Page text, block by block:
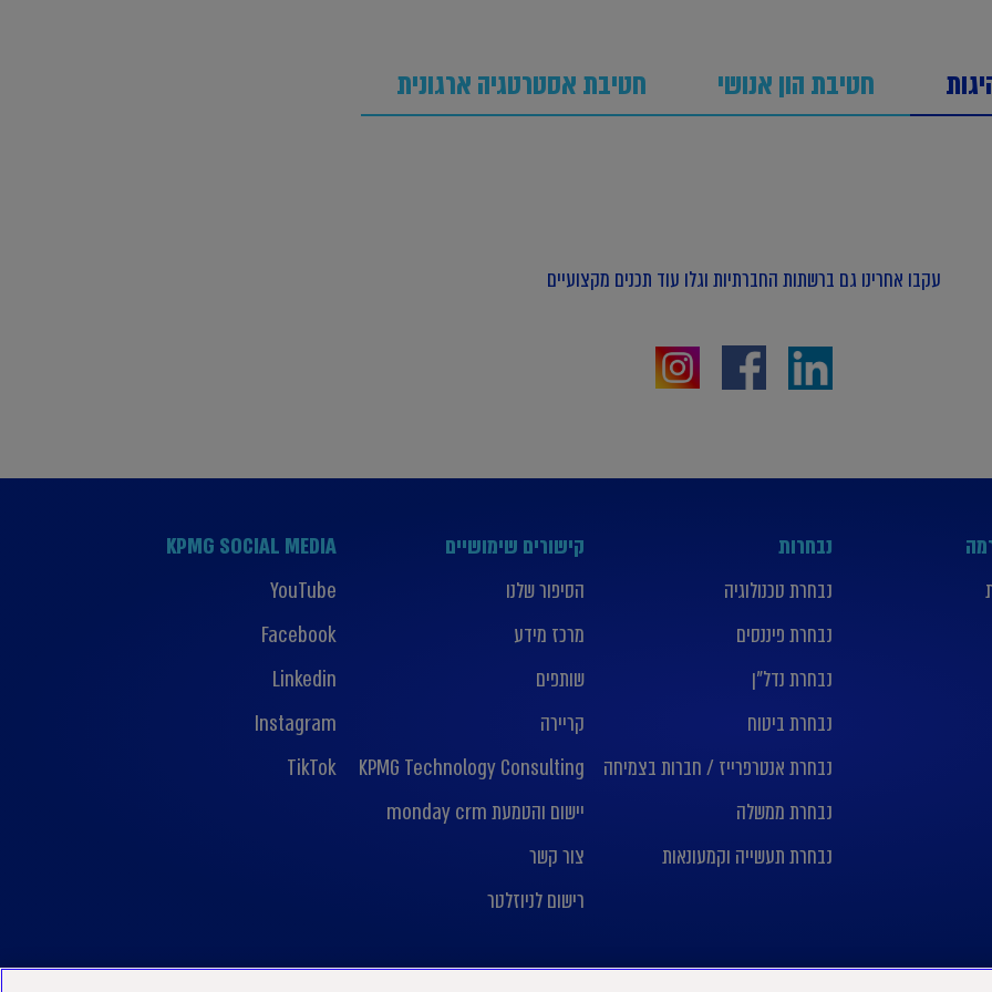
חטיבת הון אנושי חטיבת אסטרטגיה ארגונית
עקבו אחרינו גם ברשתות החברתיות וגלו עוד תכנים מקצועיים
נבחרות
נבחרת טכנולוגיה
נבחרת פיננסים
נבחרת נדל”ן
נבחרת ביטוח
נבחרת אנטרפרייז / חברות בצמיחה
נבחרת ממשלה
נבחרת תעשייה וקמעונאות
קישורים שימושיים
הסיפור שלנו
מרכז מידע
שותפים
קריירה
KPMG Technology Consulting
יישום והטמעת monday crm
צור קשר
רישום לניוזלטר
KPMG SOCIAL MEDIA
YouTube
Facebook
Linkedin
Instagram
TikTok